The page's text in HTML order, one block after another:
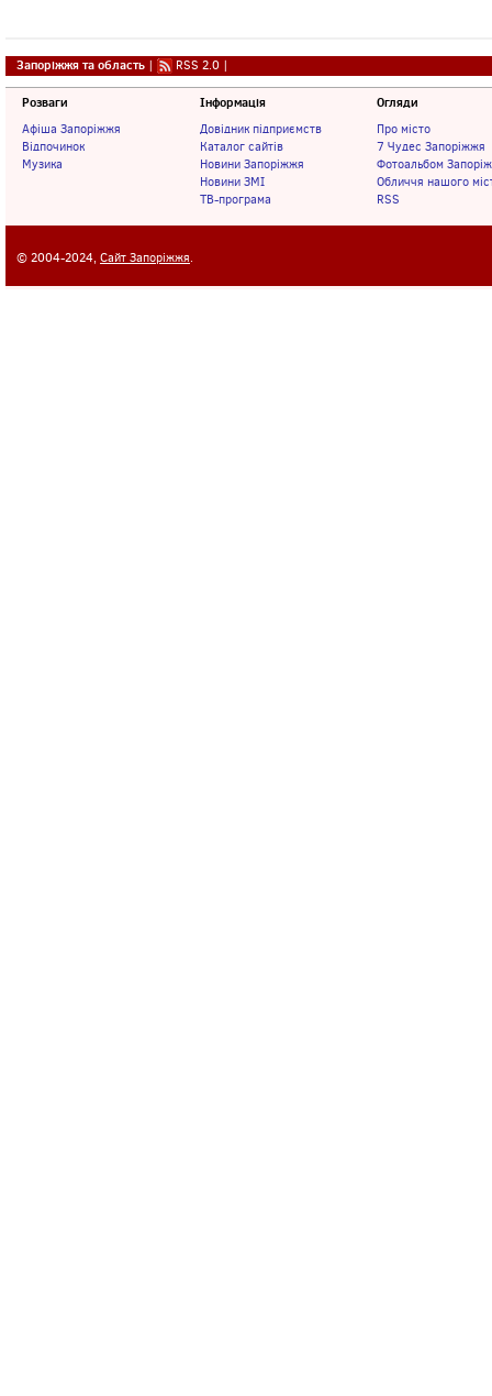
Запоріжжя та область | RSS 2.0 |
Розваги
Афіша Запоріжжя
Відпочинок
Музика
Інформація
Довідник підприємств
Каталог сайтів
Новини Запоріжжя
Новини ЗМІ
ТВ-програма
Огляди
Про місто
7 Чудес Запоріжжя
Фотоальбом
Обличчя нашого
RSS
© 2004-2024, Сайт Запоріжжя.